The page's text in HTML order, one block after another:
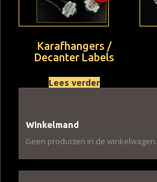
Karafhangers /
Decanter Labels
Lees verder
Winkelmand
Geen producten in de winkelwagen.